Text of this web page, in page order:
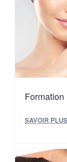
SAVOIR PLUS